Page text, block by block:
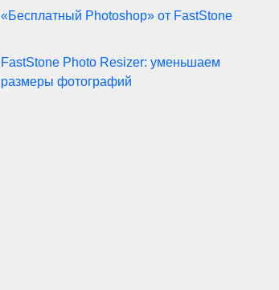
«Бесплатный Photoshop» от FastStone
FastStone Photo Resizer: уменьшаем
размеры фотографий